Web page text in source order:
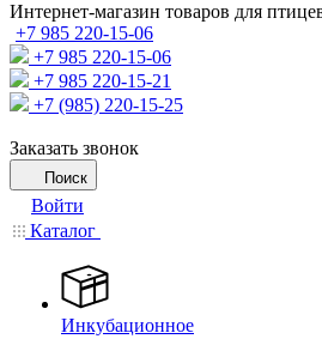
Интернет-магазин товаров для
+7 985 220-15-06
+7 985 220-15-06
+7 985 220-15-21
+7 (985) 220-15-25
Заказать звонок
Поиск
Войти
Каталог
Инкубационное